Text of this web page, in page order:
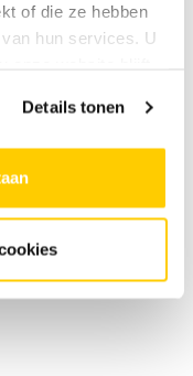
of die ze hebben
hun services. U
Details tonen
deserie
design en
alsextraatjeeen
museum.